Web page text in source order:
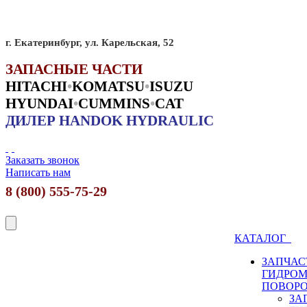
г. Екатеринбург, ул. Карельская, 52
ЗАПАСНЫЕ ЧАСТИ
HITACHI•KOMATSU•ISUZU
HYUNDAI•CUMMINS•CAT
ДИЛЕР HANDOK HYDRAULIC
Заказать звонок
Написать нам
8 (800) 555-75-29
КАТАЛОГ